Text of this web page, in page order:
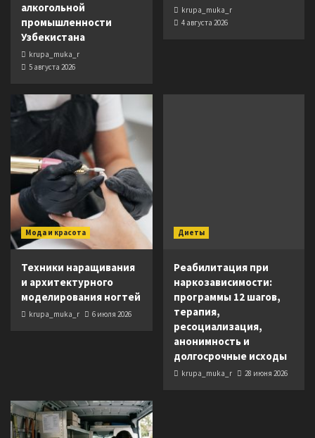
алкогольной
промышленности
Узбекистана
krupa_muka_r
5 августа 2026
krupa_muka_r
4 августа 2026
Мода и красота
Техники наращивания
и архитектурного
моделирования ногтей
krupa_muka_r 6 июля 2026
Диеты
Реабилитация при
наркозависимости:
программы 12 шагов,
терапия,
ресоциализация,
анонимность и
долгосрочные исходы
krupa_muka_r 28 июня 2026